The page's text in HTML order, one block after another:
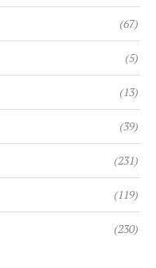
(67)
(5)
(13)
(39)
(231)
(119)
(230)